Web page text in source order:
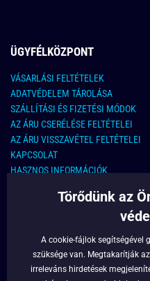
ÜGYFÉLKÖZPONT
VÁSARLÁSI FELTÉTELEK
ADATVÉDELEM TÁROLÁSA
SZÁLLÍTÁSI ÉS FIZETÉSI MÓDOK
AZ ÁRU CSERÉLÉSE FELTÉTELEI
AZ ÁRU VISSZAVÉTEL FELTÉTELEI
KAPCSOLAT
HASZNOS INFORMÁCIÓK
KAPCSOLAT
info@legyferfi.hu
FONTOS INFORMÁCIÓK
Törődünk az
A cookie-fájlok segítségével
szüksége van. Megtakarítják
irreleváns hirdetések